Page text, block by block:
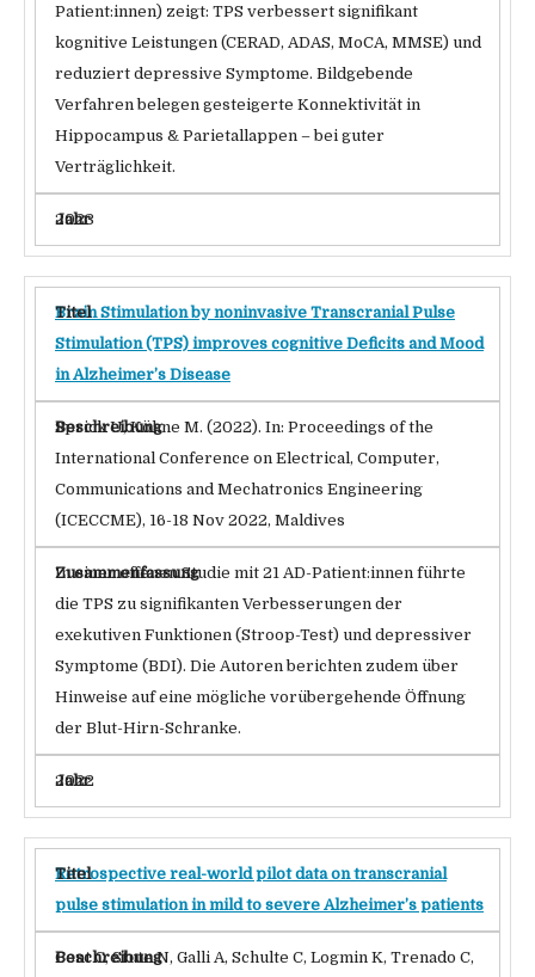
Patient:innen) zeigt: TPS verbessert signifikant
kognitive Leistungen (CERAD, ADAS, MoCA, MMSE) und
reduziert depressive Symptome. Bildgebende
Verfahren belegen gesteigerte Konnektivität in
Hippocampus & Parietallappen – bei guter
Verträglichkeit.
2023
Brain Stimulation by noninvasive Transcranial Pulse
Stimulation (TPS) improves cognitive Deficits and Mood
in Alzheimer’s Disease
Sprick U, Köhne M. (2022). In: Proceedings of the
International Conference on Electrical, Computer,
Communications and Mechatronics Engineering
(ICECCME), 16-18 Nov 2022, Maldives
In einer offenen Studie mit 21 AD-Patient:innen führte
die TPS zu signifikanten Verbesserungen der
exekutiven Funktionen (Stroop-Test) und depressiver
Symptome (BDI). Die Autoren berichten zudem über
Hinweise auf eine mögliche vorübergehende Öffnung
der Blut-Hirn-Schranke.
2022
Retrospective real-world pilot data on transcranial
pulse stimulation in mild to severe Alzheimer’s patients
Cont C, Stute N, Galli A, Schulte C, Logmin K, Trenado C,